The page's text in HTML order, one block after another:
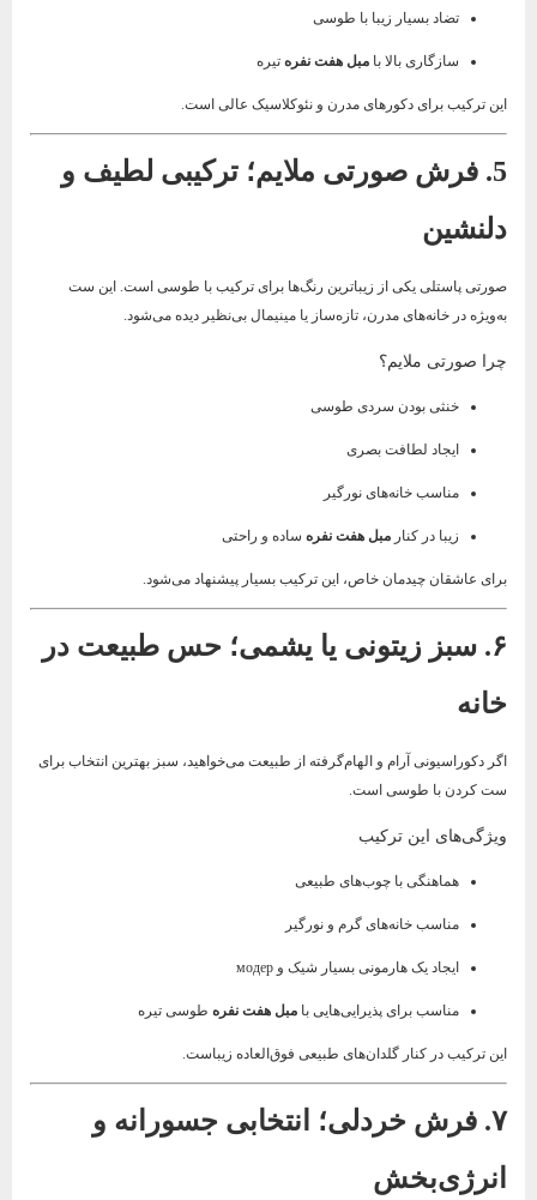
تضاد بسیار زیبا با طوسی
سازگاری بالا بامبل هفت نفره تیره
این ترکیب برای دکورهای مدرن و نئوکلاسیک عالی است.
5. فرش صورتی ملایم؛ ترکیبی لطیف و
دلنشین
صورتی پاستلی یکی از زیباترین رنگ‌ها برای ترکیب با طوسی است. این ست
به‌ویژه در خانه‌های مدرن، تازه‌ساز یا مینیمال بی‌نظیر دیده می‌شود.
چرا صورتی ملایم؟
خنثی بودن سردی طوسی
ایجاد لطافت بصری
مناسب خانه‌های نورگیر
زیبا در کنارمبل هفت نفره ساده و راحتی
برای عاشقان چیدمان خاص، این ترکیب بسیار پیشنهاد می‌شود.
۶. سبز زیتونی یا یشمی؛ حس طبیعت در
خانه
اگر دکوراسیونی آرام و الهام‌گرفته از طبیعت می‌خواهید، سبز بهترین انتخاب برای
ست کردن با طوسی است.
ویژگی‌های این ترکیب
هماهنگی با چوب‌های طبیعی
مناسب خانه‌های گرم و نورگیر
ایجاد یک هارمونی بسیار شیک و модер
مناسب برای پذیرایی‌هایی بامبل هفت نفره طوسی تیره
این ترکیب در کنار گلدان‌های طبیعی فوق‌العاده زیباست.
۷. فرش خردلی؛ انتخابی جسورانه و
انرژی‌بخش